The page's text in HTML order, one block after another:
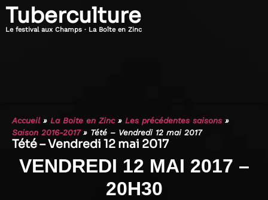
Tuberculture
Le festival aux Champs · La Boîte en Zinc
Accueil» La Boite en Zinc» Les précédentes saisons »
Saison 2016-2017» Tété – Vendredi 12 mai 2017
Tété – Vendredi 12 mai 2017
VENDREDI 12 MAI 2017 –
20H30